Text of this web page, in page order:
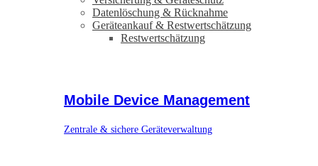
Datenlöschung & Rücknahme
Geräteankauf & Restwertschätzung
Restwertschätzung
Mobile Device Management
Zentrale & sichere Geräteverwaltung